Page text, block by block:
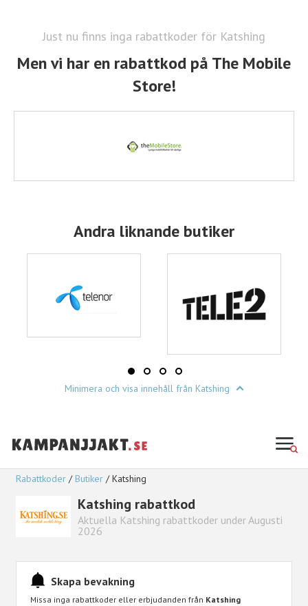
Just nu finns inga rabattkoder för Katshing
Men vi har en rabattkod på The Mobile
Store!
Andra liknande butiker
Minimera och visa innehåll från Katshing
Rabattkoder Butiker Katshing
Katshing rabattkod
Aktuella Katshing rabattkoder under Augusti
2026
Skapa bevakning
Missa inga rabattkoder eller erbjudanden från Katshing